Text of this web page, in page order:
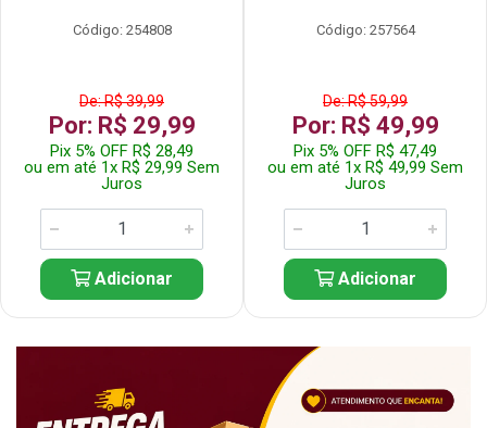
Código: 254808
De: R$ 39,99
Por: R$ 29,99
Pix 5% OFF R$ 28,49
ou em até 1x R$ 29,99 Sem
Juros
Adicionar
Código: 257564
De: R$ 59,99
Por: R$ 49,99
Pix 5% OFF R$ 47,49
ou em até 1x R$ 49,99 Sem
Juros
Adicionar